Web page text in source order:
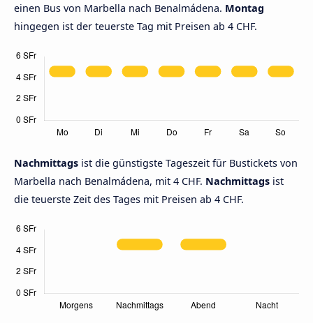
einen Bus von Marbella nach Benalmádena. Montag
hingegen ist der teuerste Tag mit Preisen ab 4 CHF.
Nachmittags ist die günstigste Tageszeit für Bustickets von
Marbella nach Benalmádena, mit 4 CHF. Nachmittags ist
die teuerste Zeit des Tages mit Preisen ab 4 CHF.